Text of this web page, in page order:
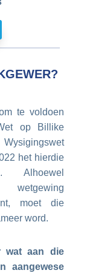
te voldoen
op Billike
het hierdie
Alhoewel
wetgewing
moet die
word.
wat aan die
aangewese